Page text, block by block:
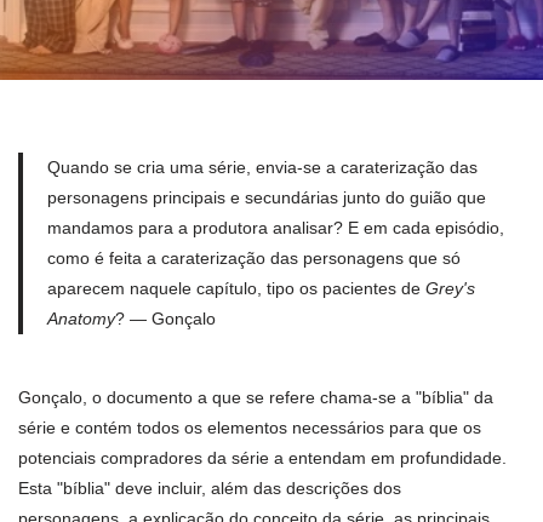
Quando se cria uma série, envia-se a caraterização das
personagens principais e secundárias junto do guião que
mandamos para a produtora analisar? E em cada episódio,
como é feita a caraterização das personagens que só
aparecem naquele capítulo, tipo os pacientes de Grey's
Anatomy? — Gonçalo
Gonçalo, o documento a que se refere chama-se a "bíblia" da
série e contém todos os elementos necessários para que os
potenciais compradores da série a entendam em profundidade.
Esta "bíblia" deve incluir, além das descrições dos